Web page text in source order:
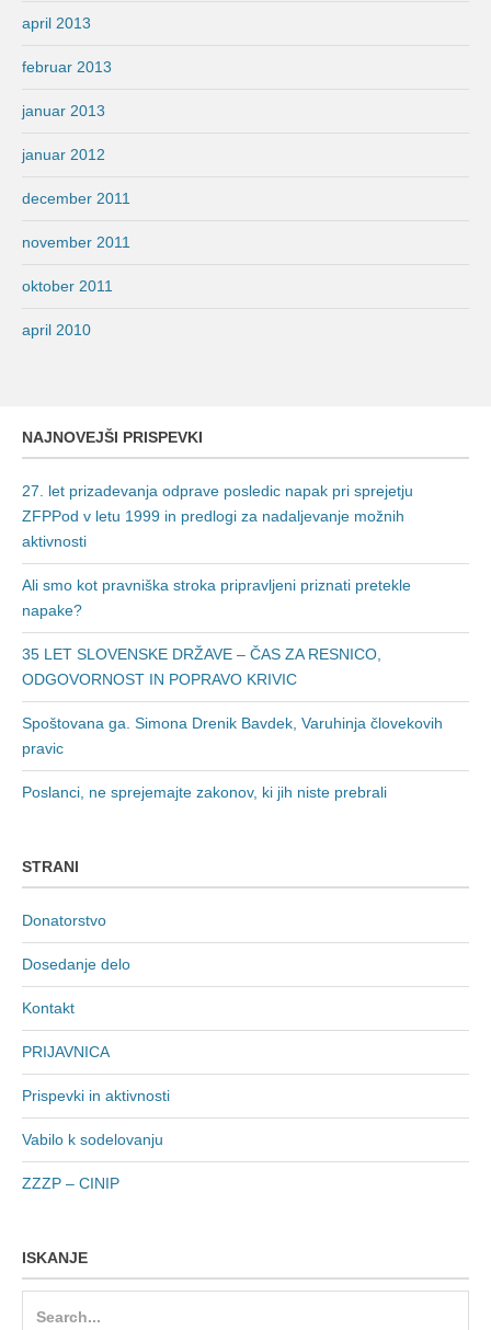
april 2013
februar 2013
januar 2013
januar 2012
december 2011
november 2011
oktober 2011
april 2010
NAJNOVEJŠI PRISPEVKI
27. let prizadevanja odprave posledic napak pri sprejetju
ZFPPod v letu 1999 in predlogi za nadaljevanje možnih
aktivnosti
Ali smo kot pravniška stroka pripravljeni priznati pretekle
napake?
35 LET SLOVENSKE DRŽAVE – ČAS ZA RESNICO,
ODGOVORNOST IN POPRAVO KRIVIC
Spoštovana ga. Simona Drenik Bavdek, Varuhinja človekovih
pravic
Poslanci, ne sprejemajte zakonov, ki jih niste prebrali
STRANI
Donatorstvo
Dosedanje delo
Kontakt
PRIJAVNICA
Prispevki in aktivnosti
Vabilo k sodelovanju
ZZZP – CINIP
ISKANJE